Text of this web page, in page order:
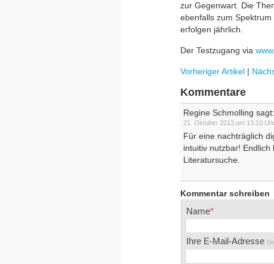
zur Gegenwart. Die
ebenfalls zum
erfolgen jährlich.
Der Testzugang via
Vorheriger Artikel |
Kommentare
Regine Schmolling sagt:
21. Oktober 2013 um 13:10
Für eine nachträglich
intuitiv nutzbar!
Literatursuche.
Kommentar schreiben
Name
Ihre E-Mail-Adresse